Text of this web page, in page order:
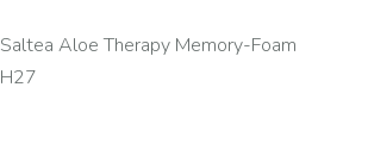
Saltea Aloe Therapy Memory-Foam
H27